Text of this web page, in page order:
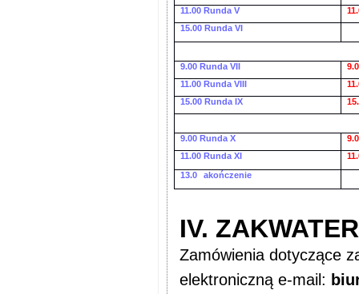
11.00 Runda V
15.00 Runda VI
9.00 Runda VII
11.00 Runda VIII
15.00 Runda IX
9.00 Runda X
11.00 Runda XI
13.0
akończenie
IV.
Zamówienia dotyczące
elektroniczną e-mail: